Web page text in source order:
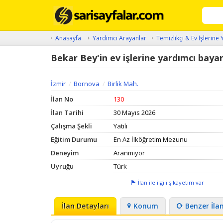
Anasayfa Yardımcı Arayanlar Temizlikçi & Ev İşlerine
Bekar Bey'in ev işlerine yardımcı
İzmir Bornova
Birlik Mah.
İlan No
130
İlan Tarihi
30 Mayıs 2026
Çalışma Şekli
Yatılı
Eğitim Durumu
En Az İlköğretim Mezunu
Deneyim
Aranmıyor
Uyruğu
Türk
İlan ile ilgili şikayetim var
İlan Detayları Konum Benzer